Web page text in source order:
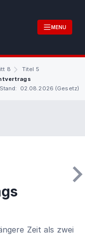
MENU
8
Titel 5
Stand: 02.08.2026 (Gesetz)
Zeit als zwei